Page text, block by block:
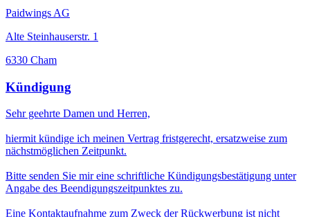
Paidwings AG
Alte Steinhauserstr. 1
6330 Cham
Kündigung
Sehr geehrte Damen und Herren,
hiermit kündige ich meinen Vertrag fristgerecht, ersatzweise zum
nächstmöglichen Zeitpunkt.
Bitte senden Sie mir eine schriftliche Kündigungsbestätigung unter
Angabe des Beendigungszeitpunktes zu.
Eine Kontaktaufnahme zum Zweck der Rückwerbung ist nicht